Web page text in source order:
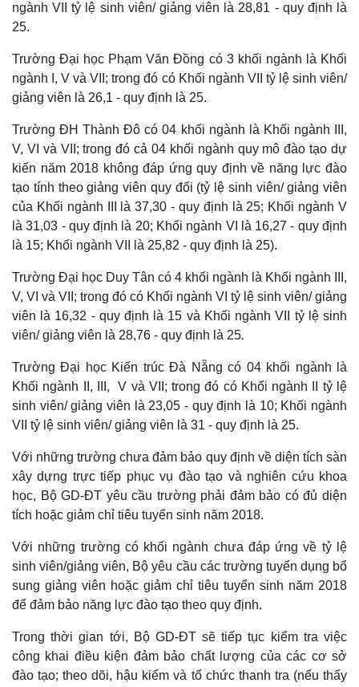
ngành VII tỷ lệ sinh viên/ giảng viên là 28,81 - quy định là
25.
Trường Đại học Phạm Văn Đồng có 3 khối ngành là Khối
ngành I, V và VII; trong đó có Khối ngành VII tỷ lệ sinh viên/
giảng viên là 26,1 - quy định là 25.
Trường ĐH Thành Đô có 04 khối ngành là Khối ngành III,
V, VI và VII; trong đó cả 04 khối ngành quy mô đào tạo dự
kiến năm 2018 không đáp ứng quy định về năng lực đào
tạo tính theo giảng viên quy đổi (tỷ lệ sinh viên/ giảng viên
của Khối ngành III là 37,30 - quy định là 25; Khối ngành V
là 31,03 - quy định là 20; Khối ngành VI là 16,27 - quy định
là 15; Khối ngành VII là 25,82 - quy định là 25).
Trường Đại học Duy Tân có 4 khối ngành là Khối ngành III,
V, VI và VII; trong đó có Khối ngành VI tỷ lệ sinh viên/ giảng
viên là 16,32 - quy định là 15 và Khối ngành VII tỷ lệ sinh
viên/ giảng viên là 28,76 - quy định là 25.
Trường Đại học Kiến trúc Đà Nẵng có 04 khối ngành là
Khối ngành II, III, V và VII; trong đó có Khối ngành II tỷ lệ
sinh viên/ giảng viên là 23,05 - quy định là 10; Khối ngành
VII tỷ lệ sinh viên/ giảng viên là 31 - quy định là 25.
Với những trường chưa đảm bảo quy định về diện tích sàn
xây dựng trực tiếp phục vụ đào tạo và nghiên cứu khoa
học, Bộ GD-ĐT yêu cầu trường phải đảm bảo có đủ diện
tích hoặc giảm chỉ tiêu tuyển sinh năm 2018.
Với những trường có khối ngành chưa đáp ứng về tỷ lệ
sinh viên/giảng viên, Bộ yêu cầu các trường tuyển dụng bổ
sung giảng viên hoặc giảm chỉ tiêu tuyển sinh năm 2018
để đảm bảo năng lực đào tạo theo quy định.
Trong thời gian tới, Bộ GD-ĐT sẽ tiếp tục kiểm tra việc
công khai điều kiện đảm bảo chất lượng của các cơ sở
đào tạo; theo dõi, hậu kiểm và tổ chức thanh tra (nếu thấy